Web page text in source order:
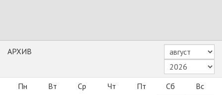
АРХИВ
Пн Вт Ср Чт Пт Сб
Вс